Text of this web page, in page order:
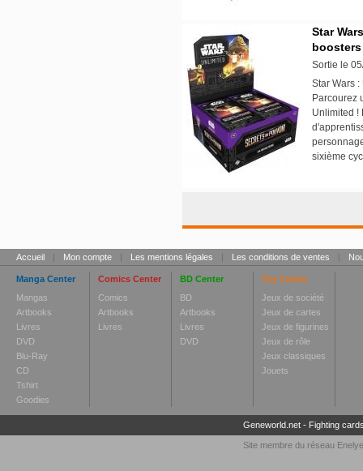
Star
boosters
Sortie le
Star Wars
Parcourez
Unlimited !
sixième
Accueil | Mon compte | Les mentions légales | Les conditions de ventes |
Manga Center
Mangas
Artbooks
Livres
DVD
Blu-Ray
CD
Tshirt
Goodies
Comics Center
Comics
Artbooks
Livres
BD Center
BD
Artbooks
Livres
DVD
Toy Center
Jeux de société
Jeux de cartes
Jeux de figurines
Jeux de rôle
Jeux classiques
Jouets
Geneworld.net- Fighting
Site membre du réseau Enelye